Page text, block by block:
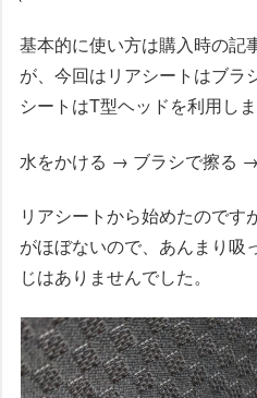
基本的に使い方は購入時の記
が、今回はリアシートはブラ
シートはT型ヘッドを利用しま
水をかける → ブラシで擦る →
リアシートから始めたのです
がほぼないので、あんまり吸
じはありませんでした。